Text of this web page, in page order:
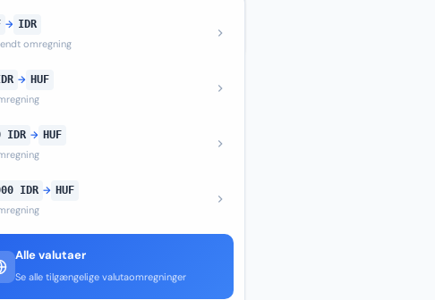
→ IDR
omregning
→ HUF
IDR → HUF
IDR → HUF
Alle valutaer
Se alle tilgængelige valutaomregninger